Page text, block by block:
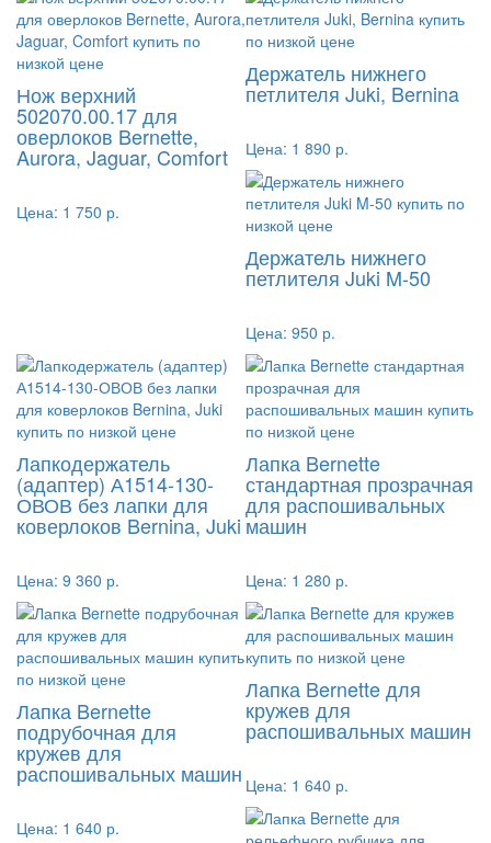
Нож верхний
502070.00.17 для
оверлоков Bernette,
Aurora, Jaguar, Comfort
Цена: 1 750 р.
Держатель нижнего
петлителя Juki, Bernina
Цена: 1 890 р.
Держатель нижнего
петлителя Juki M-50
Цена: 950 р.
Лапкодержатель
(адаптер) А1514-130-
ОВОВ без лапки для
коверлоков Bernina, Juki
Цена: 9 360 р.
Лапка Bernette
стандартная прозрачная
для распошивальных
машин
Цена: 1 280 р.
Лапка Bernette
подрубочная для
кружев для
распошивальных машин
Цена: 1 640 р.
Лапка Bernette для
кружев для
распошивальных машин
Цена: 1 640 р.